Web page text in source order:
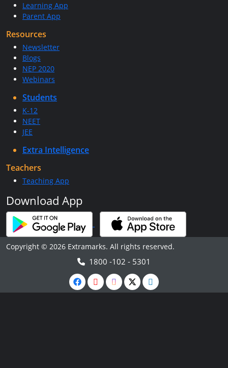
Learning App
Parent App
Resources
Newsletter
Blogs
NEP 2020
Webinars
Students
K-12
NEET
JEE
Extra Intelligence
Teachers
Teaching App
Download App
Copyright © 2026 Extramarks. All rights reserved.
1800 -102 - 5301